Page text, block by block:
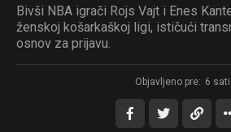
Bivši NBA igrači Rojs Vajt i Enes
ženskoj košarkaškoj ligi, ističući
osnov za prijavu.
Objavljeno pre: 6 sati